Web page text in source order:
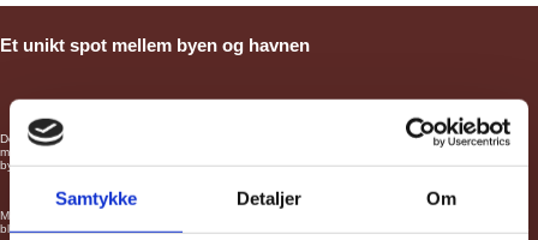
Samtykke Detaljer Om
Et unikt spot mellem byen og havnen
De to nederste etager i Mindet bliver centrum for aktivitet og byliv. Her skabes der et dynamisk
miljø med plads til restauranter, caféer, butikker og fitness – alt sammen designet til at tiltrække
byens borgere og skabe liv omkring Mindet.
Med den grønne taghave, de Lindehaven, på toppen og et levende butikstorv i stueetagen
bliver Mindet et naturligt mødested, hvor mennesker mødes, handler, træner, nyder en kop kaffe